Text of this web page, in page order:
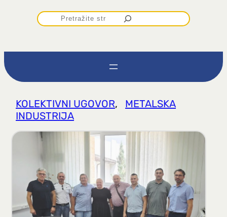
P
r
t
r
a
g
a
KOLEKTIVNI UGOVOR,
METALSKA
INDUSTRIJA